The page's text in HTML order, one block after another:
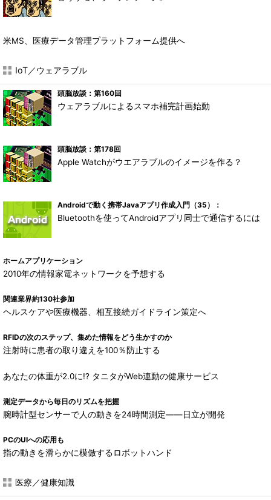
米MS、医療データ管理プラットフォーム提供へ
IoT／ウェアラブル
頭脳放談：第160回
ウェアラブルによるスマホ補完計画始動
頭脳放談：第178回
Apple Watchがウエアラブルのイメージを作る？
Androidで動く携帯Javaアプリ作成入門（35）：
Bluetoothを使ってAndroidアプリ同士で通信するには
ホームアプリケーション
2010年の情報家電ネットワークを予想する
関連業界約130社参加
ヘルスケアや医療機器、相互接続ガイドライン策定へ
RFIDの次のステップ、集めた情報をどう生かすのか
注射時に患者の取り違えを100％防止する
あなたの体重が2.0に!? タニタがWeb連動の健康サービス
測定データから毎日のリズムを把握
腕時計型センサーで人の動きを24時間測定――日立が開発
PCのUIへの応用も
指の動きを滑らかに模倣するロボットハンド
医療／健康知識